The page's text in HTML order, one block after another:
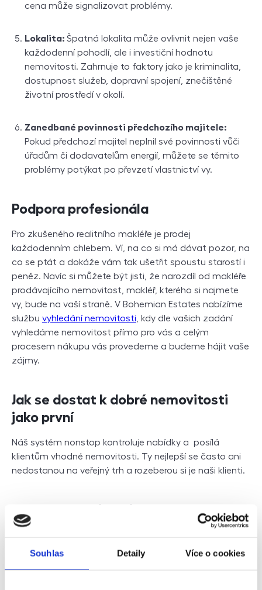
Souhlas Detaily Více o cookies
cena může signalizovat problémy.
Lokalita:Špatná lokalita může ovlivnit nejen vaše
každodenní pohodlí, ale i investiční hodnotu
nemovitosti. Zahrnuje to faktory jako je kriminalita,
dostupnost služeb, dopravní spojení, znečištěné
životní prostředí v okolí.
Zanedbané povinnosti předchozího majitele:
Pokud předchozí majitel neplnil své povinnosti vůči
úřadům či dodavatelům energií, můžete se těmito
problémy potýkat po převzetí vlastnictví vy.
Podpora profesionála
Pro zkušeného realitního makléře je prodej
každodenním chlebem. Ví, na co si má dávat pozor, na
co se ptát a dokáže vám tak ušetřit spoustu starostí i
peněz. Navíc si můžete být jisti, že narozdíl od makléře
prodávajícího nemovitost, makléř, kterého si najmete
vy, bude na vaší straně. V Bohemian Estates nabízíme
službu vyhledání nemovitosti , kdy dle vašich zadání
vyhledáme nemovitost přímo pro vás a celým
procesem nákupu vás provedeme a budeme hájit vaše
zájmy.
Jak se dostat k dobré nemovitosti
jako první
Náš systém nonstop kontroluje nabídky a posílá
klientům vhodné nemovitosti. Ty nejlepší se často ani
nedostanou na veřejný trh a rozeberou si je naši klienti.
Od vyhledání, přes účast na prohlídkách, kontrolu